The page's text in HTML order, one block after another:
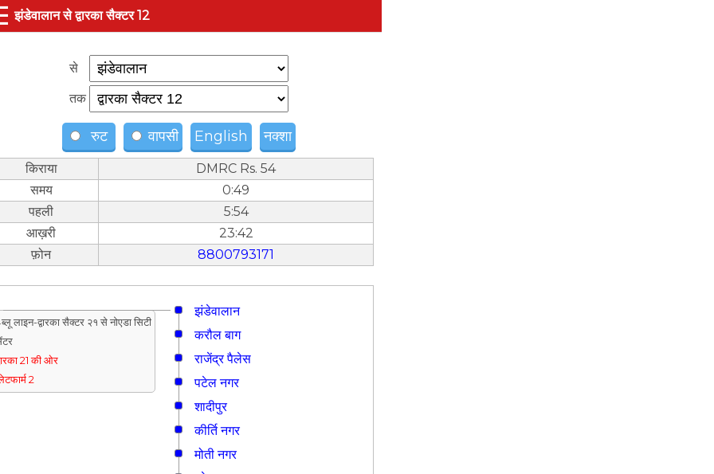
झंडेवालान से द्वारका सैक्टर 12
से
तक
रुट वापसी English नक्शा
किराया
DMRC Rs. 54
समय
0:49
पहली
5:54
आख़री
23:42
फ़ोन
8800793171
झंडेवालान
लाइन-द्वारका सैक्टर २१ से नोएडा सिटी
21 की ओर
2
करौल बाग
राजेंद्र पैलेस
पटेल नगर
शादीपुर
कीर्ति नगर
मोती नगर